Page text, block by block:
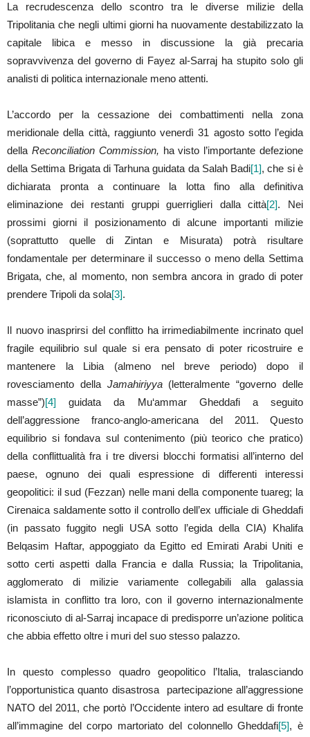
La recrudescenza dello scontro tra le diverse milizie della
Tripolitania che negli ultimi giorni ha nuovamente destabilizzato la
capitale libica e messo in discussione la già precaria
sopravvivenza del governo di Fayez al-Sarraj ha stupito solo gli
analisti di politica internazionale meno attenti.
L’accordo per la cessazione dei combattimenti nella zona
meridionale della città, raggiunto venerdì 31 agosto sotto l’egida
della Reconciliation Commission, ha visto l’importante defezione
della Settima Brigata di Tarhuna guidata da Salah Badi[1], che si è
dichiarata pronta a continuare la lotta fino alla definitiva
eliminazione dei restanti gruppi guerriglieri dalla città[2]. Nei
prossimi giorni il posizionamento di alcune importanti milizie
(soprattutto quelle di Zintan e Misurata) potrà risultare
fondamentale per determinare il successo o meno della Settima
Brigata, che, al momento, non sembra ancora in grado di poter
prendere Tripoli da sola[3].
Il nuovo inasprirsi del conflitto ha irrimediabilmente incrinato quel
fragile equilibrio sul quale si era pensato di poter ricostruire e
mantenere la Libia (almeno nel breve periodo) dopo il
rovesciamento della Jamahiriyya(letteralmente “governo delle
masse”)[4] guidata da Mu‘ammar Gheddafi a seguito
dell’aggressione franco-anglo-americana del 2011. Questo
equilibrio si fondava sul contenimento (più teorico che pratico)
della conflittualità fra i tre diversi blocchi formatisi all’interno del
paese, ognuno dei quali espressione di differenti interessi
geopolitici: il sud (Fezzan) nelle mani della componente tuareg; la
Cirenaica saldamente sotto il controllo dell’ex ufficiale di Gheddafi
(in passato fuggito negli USA sotto l’egida della CIA) Khalifa
Belqasim Haftar, appoggiato da Egitto ed Emirati Arabi Uniti e
sotto certi aspetti dalla Francia e dalla Russia; la Tripolitania,
agglomerato di milizie variamente collegabili alla galassia
islamista in conflitto tra loro, con il governo internazionalmente
riconosciuto di al-Sarraj incapace di predisporre un’azione politica
che abbia effetto oltre i muri del suo stesso palazzo.
In questo complesso quadro geopolitico l’Italia, tralasciando
l’opportunistica quanto disastrosa partecipazione all’aggressione
NATO del 2011, che portò l’Occidente intero ad esultare di fronte
all’immagine del corpo martoriato del colonnello Gheddafi[5], è